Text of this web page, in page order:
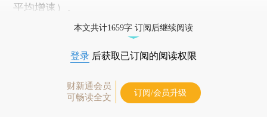
平均增速）。
本文共计1659字 订阅后继续阅读
登录 后获取已订阅的阅读权限
财新通会员
可畅读全文
订阅/会员升级